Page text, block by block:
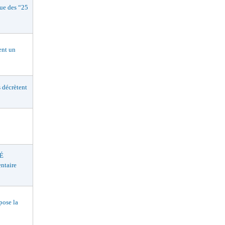
des “25
un
la